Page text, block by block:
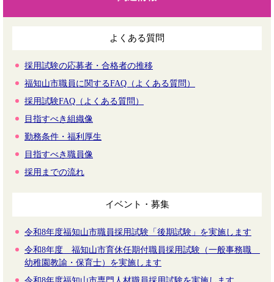
よくある質問
採用試験の応募者・合格者の推移
福知山市職員に関するFAQ（よくある質問）
採用試験FAQ（よくある質問）
目指すべき組織像
勤務条件・福利厚生
目指すべき職員像
採用までの流れ
イベント・募集
令和8年度福知山市職員採用試験「後期試験」を実施します
令和8年度 福知山市育休任期付職員採用試験（一般事務職
幼稚園教諭・保育士）を実施します